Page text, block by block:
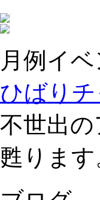
月例イベ
ひばり
不世出
甦ります